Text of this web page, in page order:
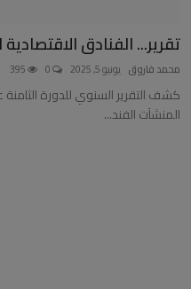
تقرير... الفنادق الاقتصادية
محمد فاروق يونيو 5, 2025
المنشآت الفند...